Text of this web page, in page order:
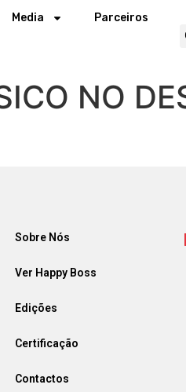
Media Parceiros
NO
Sobre Nós
Ver Happy Boss
Edições
Certificação
Contactos